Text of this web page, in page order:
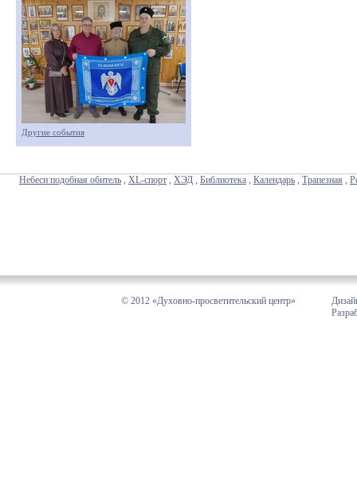
Другие события
Небеси подобная обитель , XL-спорт , ХЭД , Библиотека , Календарь , Трапезная ,
© 2012 «Духовно-просветительский центр»